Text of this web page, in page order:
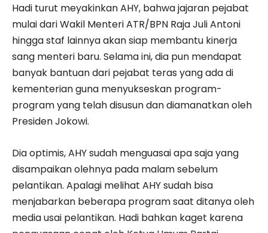
Hadi turut meyakinkan AHY, bahwa jajaran pejabat
mulai dari Wakil Menteri ATR/BPN Raja Juli Antoni
hingga staf lainnya akan siap membantu kinerja
sang menteri baru. Selama ini, dia pun mendapat
banyak bantuan dari pejabat teras yang ada di
kementerian guna menyukseskan program-
program yang telah disusun dan diamanatkan oleh
Presiden Jokowi.
Dia optimis, AHY sudah menguasai apa saja yang
disampaikan olehnya pada malam sebelum
pelantikan. Apalagi melihat AHY sudah bisa
menjabarkan beberapa program saat ditanya oleh
media usai pelantikan. Hadi bahkan kaget karena